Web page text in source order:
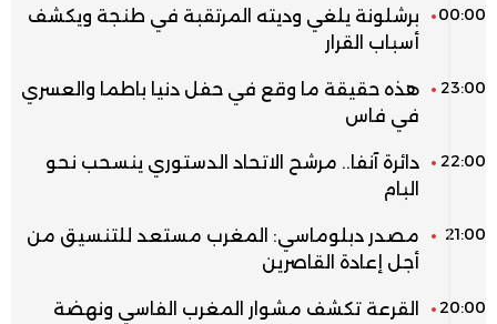
00:00
برشلونة يلغي وديته المرتقبة في طنجة ويكشف
أسباب القرار
23:00
هذه حقيقة ما وقع في حفل دنيا باطما والعسري
في فاس
22:00
دائرة آنفا.. مرشح الاتحاد الدستوري ينسحب نحو
البام
21:00
مصدر دبلوماسي: المغرب مستعد للتنسيق من
أجل إعادة القاصرين
20:00
القرعة تكشف مشوار المغرب الفاسي ونهضة